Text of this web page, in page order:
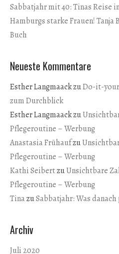
Sabbatjahr mit 40: Tinas Reise
Hamburgs starke Frauen! Tanja
Buch
Neueste Kommentare
Esther LangmaackzuDo-it-
zum Durchblick
Esther Langmaackzu
Pflegeroutine – Werbung
Anastasia Frühaufzu
Pflegeroutine – Werbung
Kathi SeibertzuUnsichtbare
Pflegeroutine – Werbung
TinazuSabbatjahr: Was
Archiv
Juli 2020